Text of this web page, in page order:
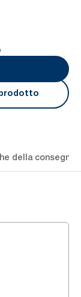
della consegna